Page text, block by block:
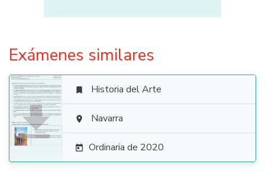
Exámenes similares

 Historia del Arte
 Navarra
 Ordinaria de 2020